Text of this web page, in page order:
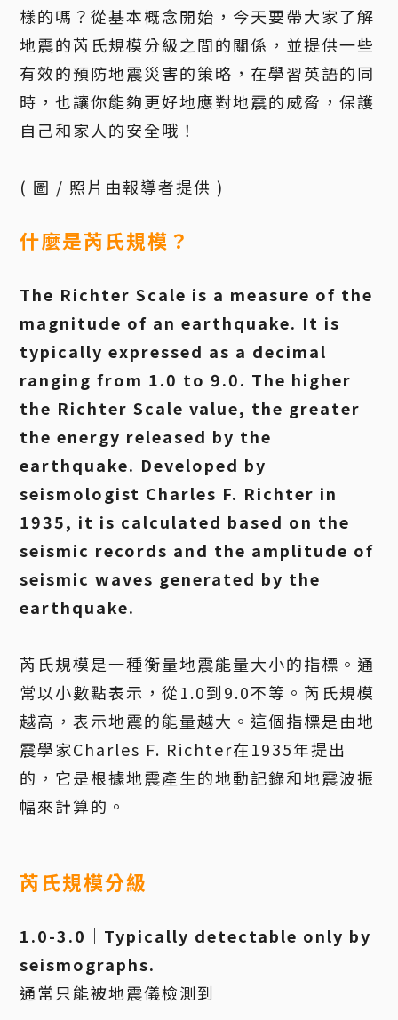
樣的嗎？從基本概念開始，今天要帶大家了解
地震的芮氏規模分級之間的關係，並提供一些
有效的預防地震災害的策略，在學習英語的同
時，也讓你能夠更好地應對地震的威脅，保護
自己和家人的安全哦！
( 圖 / 照片由報導者提供 )
什麼是芮氏規模？
The Richter Scale is a measure of the
magnitude of an earthquake. It is
typically expressed as a decimal
ranging from 1.0 to 9.0. The higher
the Richter Scale value, the greater
the energy released by the
earthquake. Developed by
seismologist Charles F. Richter in
1935, it is calculated based on the
seismic records and the amplitude of
seismic waves generated by the
earthquake.
芮氏規模是一種衡量地震能量大小的指標。通
常以小數點表示，從1.0到9.0不等。芮氏規模
越高，表示地震的能量越大。這個指標是由地
震學家Charles F. Richter在1935年提出
的，它是根據地震產生的地動記錄和地震波振
幅來計算的。
芮氏規模分級
1.0-3.0｜Typically detectable only by
seismographs.
通常只能被地震儀檢測到